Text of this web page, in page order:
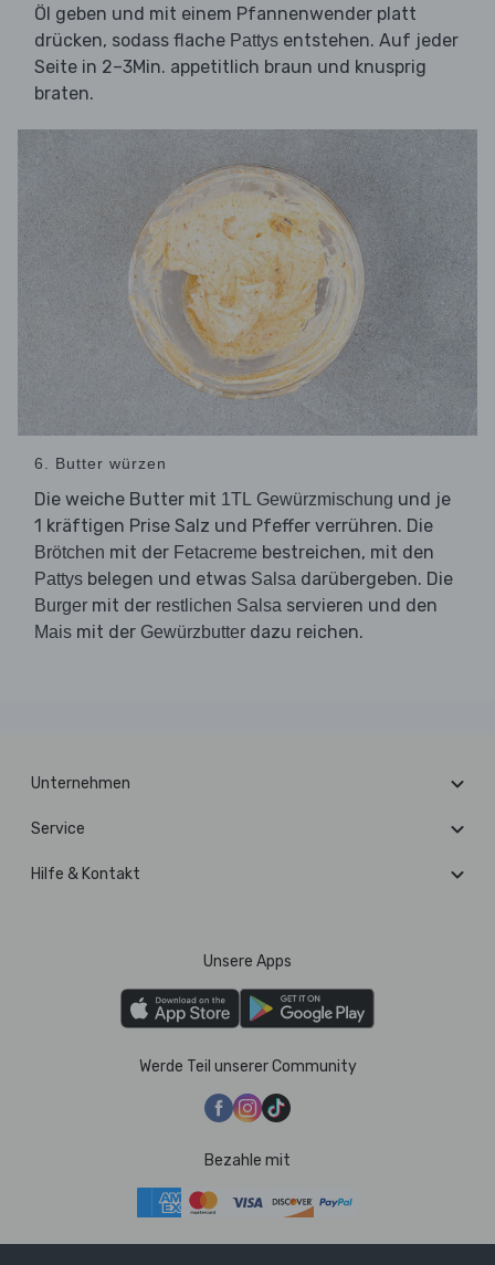
Öl geben und mit einem Pfannenwender platt
drücken, sodass flache Pattys entstehen. Auf jeder
Seite in 2–3Min. appetitlich braun und knusprig
braten.
6. Butter würzen
Die weiche Butter mit 1TL Gewürzmischung und je
1 kräftigen Prise Salz und Pfeffer verrühren. Die
Brötchen mit der Fetacreme bestreichen, mit den
Pattys belegen und etwas Salsa darübergeben. Die
Burger mit der restlichen Salsa servieren und den
Mais mit der Gewürzbutter dazu reichen.
Unternehmen
Service
Hilfe & Kontakt
Unsere Apps
Werde Teil unserer Community
Bezahle mit